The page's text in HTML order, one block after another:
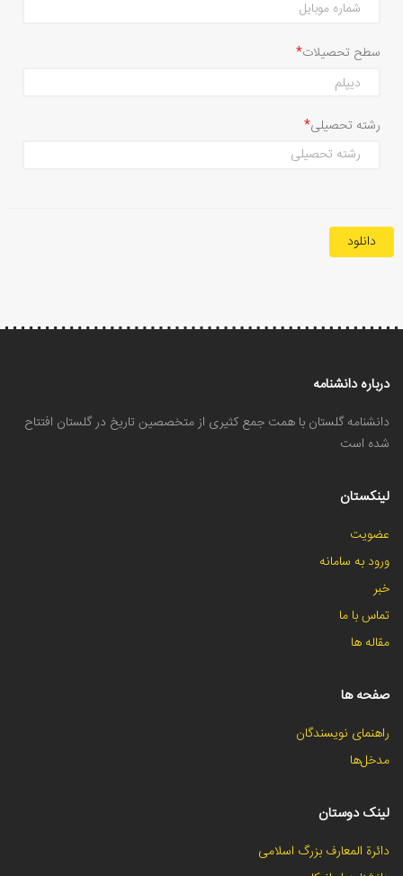
سطح تحصیلات
رشته تحصیلی
دانلود
درباره دانشنامه
دانشنامه گلستان با همت جمع کثیری از متخصصین تاریخ در گلستان افتتاح
شده است
لینکستان
عضویت
ورود به سامانه
خبر
تماس با ما
مقاله ها
صفحه ها
راهنمای نویسندگان
مدخل‌ها
لینک دوستان
دائرة المعارف بزرگ اسلامی